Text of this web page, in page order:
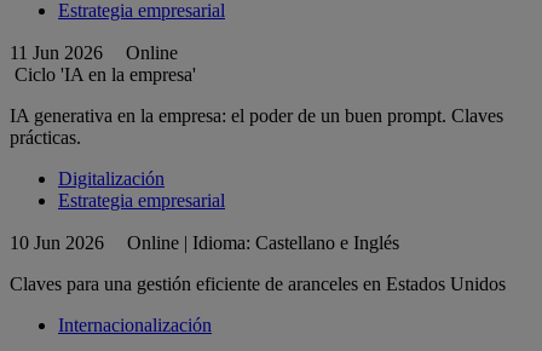
Estrategia empresarial
11 Jun 2026
Online
Ciclo 'IA en la empresa'
IA generativa en la empresa: el poder de un buen prompt. Claves
prácticas.
Digitalización
Estrategia empresarial
10 Jun 2026
Online | Idioma: Castellano e Inglés
Claves para una gestión eficiente de aranceles en Estados Unidos
Internacionalización